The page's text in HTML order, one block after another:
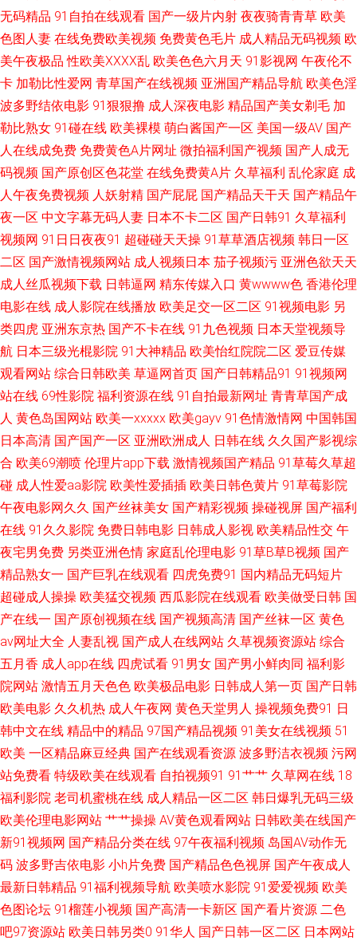
91熟女露脸 日本理论 91视频在线手机播放 日韩乱码一区 91超碰色综合 久
久思精品视频 91乱子伦国产 蜜桃成人无码一区 91伊人在线自拍 欧美性爱主
大香蕉伊重 91av国产在线播放 加勒比性爱资源 91精品视频一区 影音先锋的
国产AV 欧美亚州另类 92AV网站 日韩福利网 97在线观看免费视屏 日韩三级
专区 国内精品综久久 91和78无掩体视频黑丝 欧美伊人久久五月 av大片在线
观看 婷婷丁香一区二区亚洲 国产黄色免费性交 91prom永久地址 久久肏com
91素人视频首页 日韩AV高清 99热色吧 三级网址国产 国产黑丝后入 91次元
pc 密桃视频免费看 91嫩国产线观 91色图 日韩伊人福利 第一福利视频导航
日韩专区第三页 国产精品一区 91破解版免费入口 青青操91视频 99sese久久
视频国产1024 国产精品久久麻豆 91农村站街熟女露脸 三级黄免费观看 白丝
后入 91推特网红自慰喷水 在线午夜欧美福利 久久这里精品网 久久这里有精
品 91伊人视频 色欲久久精品人妻 肏屄视频网址 亚洲先锋电影 国产在线小视
频 91日韩在线观看 人妻少妇精品区 91综合网海角社区色 在线一本 九热艹视
频 91蝌蚪论坛我爱我妻 欧美日韩另类综合 91午夜影院在线 午夜国产在线视
频 国产精品一百二区 91福利视频广场 91在线精品尤物 香蕉色色在线 国产美
久久 91网免费看嫩草 午夜剧场在线免费视频 精品久久中文久久 91视频在线
日美女免费 91日本美女看片 色综色囯产欧美曰韩 国产视频96 91你懂的在线
日本美女网站AV 啊v视频 亚洲色图免费在线观看 久久福利一二区 A片国产 最
新亚洲分区电影更新 狼人操超碰 97一起艹 午夜男人天堂 国产自91 91免费
公开视频 国产精品这里 91搞熟妇 91黄瓜在线免费观看 狠狠色一区二区 91
性感在线 性生话影视 国产日韩欧美综合 91看女 日韩一级网站 抖阴免费网页
91nav电影 老司机福利欧美 成人福利影院午夜久久 91tv在线看 老熟女视频
无码精品 91自拍在线观看 国产一级片内射 夜夜骑青青草 欧美
色图人妻 在线免费欧美视频 免费黄色毛片 成人精品无码视频 欧
美午夜极品 性欧美ⅩⅩⅩⅩ乱 欧美色色六月天 91影视网 午夜伦不
卡 加勒比性爱网 青草国产在线视频 亚洲国产精品导航 欧美色淫
波多野结依电影 91狠狠撸 成人深夜电影 精品国产美女剃毛 加
勒比熟女 91碰在线 欧美裸模 萌白酱国产一区 美国一级AV 国产
人在线成免费 免费黄色A片网址 微拍福利国产视频 国产人成无
码视频 国产原创区色花堂 在线免费黄A片 久草福利 乱伦家庭 成
人午夜免费视频 人妖射精 国产屁屁 国产精品天干天 国产精品午
夜一区 中文字幕无码人妻 日本不卡二区 国产日韩91 久草福利
视频网 91日日夜夜91 超碰碰天天操 91草草酒店视频 韩日一区
二区 国产激情视频网站 成人视频日本 茄子视频污 亚洲色欲天天
成人丝瓜视频下载 日韩逼网 精东传媒入口 黄wwww色 香港伦理
电影在线 成人影院在线播放 欧美足交一区二区 91视频电影 另
类四虎 亚洲东京热 国产不卡在线 91九色视频 日本天堂视频导
航 日本三级光棍影院 91大神精品 欧美怡红院院二区 爱豆传媒
观看网站 综合日韩欧美 草逼网首页 国产日韩精品91 91视频网
站在线 69性影院 福利资源在线 91自拍最新网址 青青草国产成
人 黄色岛国网站 欧美一xxxxx 欧美gayv 91色情激情网 中国韩国
日本高清 国产国产一区 亚洲欧洲成人 日韩在线 久久国产影视综
合 欧美69潮喷 伦理片app下载 激情视频国产精品 91草莓久草超
碰 成人性爱aa影院 欧美性爱插插 欧美日韩色黄片 91草莓影院
午夜电影网久久 国产丝袜美女 国产精彩视频 操碰视屏 国产福利
在线 91久久影院 免费日韩电影 日韩成人影视 欧美精品性交 午
夜宅男免费 另类亚洲色情 家庭乱伦理电影 91草B草B视频 国产
精品熟女一 国产巨乳在线观看 四虎免费91 国内精品无码短片
超碰成人操操 欧美猛交视频 西瓜影院在线观看 欧美做受日韩 国
产在线一 国产原创视频在线 国产视频高清 国产丝袜一区 黄色
av网址大全 人妻乱视 国产成人在线网站 久草视频资源站 综合
五月香 成人app在线 四虎试看 91男女 国产男小鲜肉同 福利影
院网站 激情五月天色色 欧美极品电影 日韩成人第一页 国产日韩
欧美电影 久久机热 成人午夜网 黄色天堂男人 操视频免费91 日
韩中文在线 精品中的精品 97国产精品视频 91美女在线视频 51
欧美 一区精品麻豆经典 国产在线观看资源 波多野洁衣视频 污网
站免费看 特级欧美在线观看 自拍视频91 91艹艹 久草网在线 18
福利影院 老司机蜜桃在线 成人精品一区二区 韩日爆乳无码三级
欧美伦理电影网站 艹艹操操 AV黄色观看网站 日韩欧美在线国产
新91视频网 国产精品分类在线 97午夜福利视频 岛国AV动作无
码 波多野吉依电影 小h片免费 国产精品色色视屏 国产午夜成人
最新日韩精品 91福利视频导航 欧美喷水影院 91爱爱视频 欧美
色图论坛 91榴莲小视频 国产高清一卡新区 国产看片资源 二色
吧97资源站 欧美日韩另类0 91华人 国产日韩一区二区 日本网站